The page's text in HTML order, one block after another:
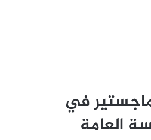
في
العامة